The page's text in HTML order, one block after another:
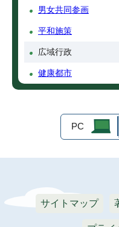
男女共同参画
平和施策
広域行政
健康都市
PC
サイトマップ